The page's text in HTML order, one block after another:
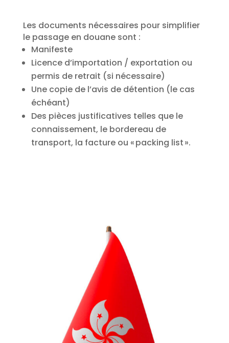
Les documents nécessaires pour simplifier
le passage en douane sont :
Manifeste
Licence d’importation / exportation ou
permis de retrait (si nécessaire)
Une copie de l’avis de détention (le cas
échéant)
Des pièces justificatives telles que le
connaissement, le bordereau de
transport, la facture ou « packing list ».